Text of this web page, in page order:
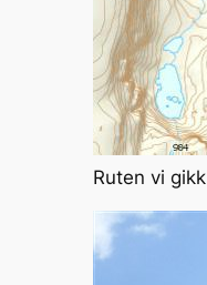
Ruten vi gikk